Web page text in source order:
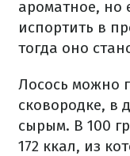
ароматное, но
испортить в
тогда оно
Лосось можно
сковородке, в
сырым. В 100
172 ккал, из